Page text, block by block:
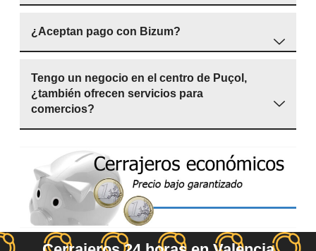
¿Aceptan pago con Bizum?
Tengo un negocio en el centro de Puçol,
¿también ofrecen servicios para
comercios?